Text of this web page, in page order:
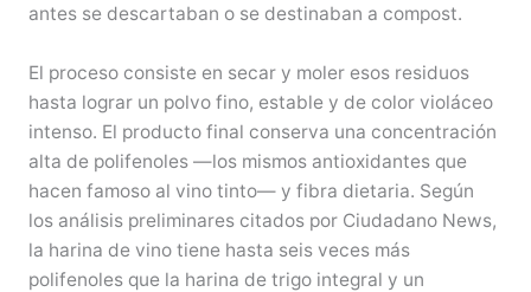
antes se descartaban o se destinaban a compost.
El proceso consiste en secar y moler esos residuos
hasta lograr un polvo fino, estable y de color violáceo
intenso. El producto final conserva una concentración
alta de polifenoles —los mismos antioxidantes que
hacen famoso al vino tinto— y fibra dietaria. Según
los análisis preliminares citados por Ciudadano News,
la harina de vino tiene hasta seis veces más
polifenoles que la harina de trigo integral y un